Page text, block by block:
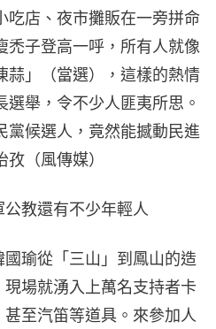
吃店、夜市攤販在一旁拼命
禿子登高一呼，所有人就像
蒜」（當選），這樣的熱情
舉，令不少人匪夷所思。
黨候選人，竟然能撼動民進
（風傳媒）
教還有不少年輕人
瑜從「三山」到鳳山的造
場就湧入上萬名支持者卡
至汽笛等道具。來參加人